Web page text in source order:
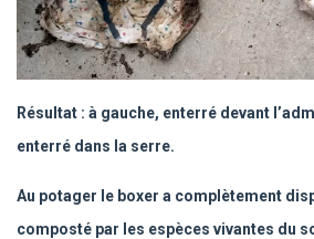
Résultat : à gauche, enterré devant
enterré dans la serre.
Au potager le boxer a complètement
composté par les espèces vivantes du